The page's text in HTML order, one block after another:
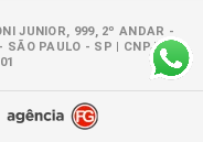
JUNIOR, 999, 2º ANDAR -
SÃO PAULO - SP | CNPJ: